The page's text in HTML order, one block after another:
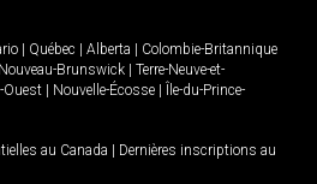
Québec Alberta
Colombie-Britannique
Nouveau-Brunswick
Terre-Neuve-et-
Ouest Nouvelle-Écosse
Île-du-Prince-
au Canada
Dernières inscriptions au